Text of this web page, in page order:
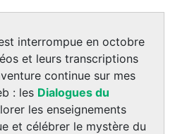
interrompue en octobre
et leurs transcriptions
continue sur mes
: les Dialogues du
les enseignements
et célébrer le mystère du